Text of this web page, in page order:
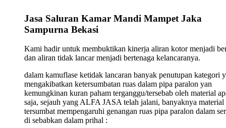
Jasa Saluran Kamar Mandi Mampet Jaka
Sampurna Bekasi
Kami hadir untuk membuktikan kinerja aliran kotor menjadi
dan aliran tidak lancar menjadi bertenaga kelancaranya.
dalam kamuflase ketidak lancaran banyak penutupan kategori
mengakibatkan ketersumbatan ruas dalam pipa paralon yan
kemungkinan kuran paham terganggu/tersebab oleh material
saja, sejauh yang ALFA JASA telah jalani, banyaknya material
tersumbat mempengaruhi genangan ruas pipa paralon dalam
di sebabkan dalam prihal :